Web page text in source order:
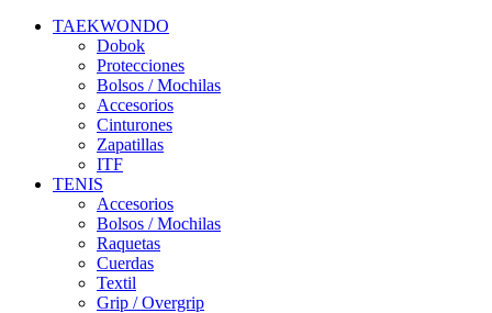
TAEKWONDO
Dobok
Protecciones
Bolsos / Mochilas
Accesorios
Cinturones
Zapatillas
ITF
TENIS
Accesorios
Bolsos / Mochilas
Raquetas
Cuerdas
Textil
Grip / Overgrip